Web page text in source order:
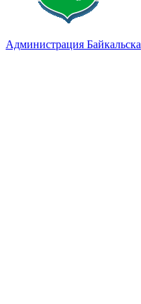
Администрация Байкальска